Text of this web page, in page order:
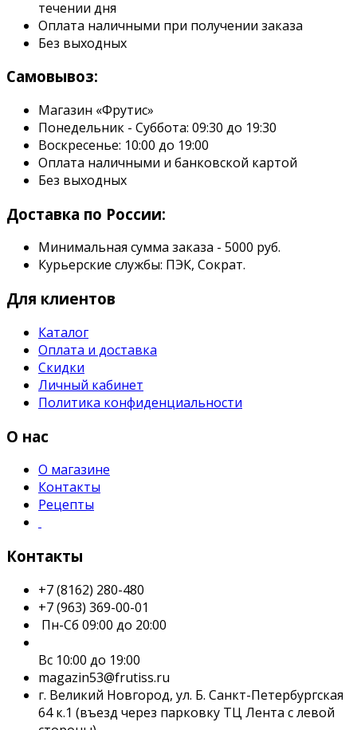
течении дня
Оплата наличными при получении заказа
Без выходных
Самовывоз:
Магазин «Фрутис»
Понедельник - Суббота: 09:30 до 19:30
Воскресенье: 10:00 до 19:00
Оплата наличными и банковской картой
Без выходных
Доставка по России:
Минимальная сумма заказа - 5000 руб.
Курьерские службы: ПЭК, Сократ.
Для клиентов
Каталог
Оплата и доставка
Скидки
Личный кабинет
Политика конфиденциальности
О нас
О магазине
Контакты
Рецепты
Контакты
+7 (8162) 280-480
+7 (963) 369-00-01
Пн-Сб 09:00 до 20:00
Вс 10:00 до 19:00
magazin53@frutiss.ru
г. Великий Новгород, ул. Б. Санкт-Петербургская
64 к.1 (въезд через парковку ТЦ Лента с левой